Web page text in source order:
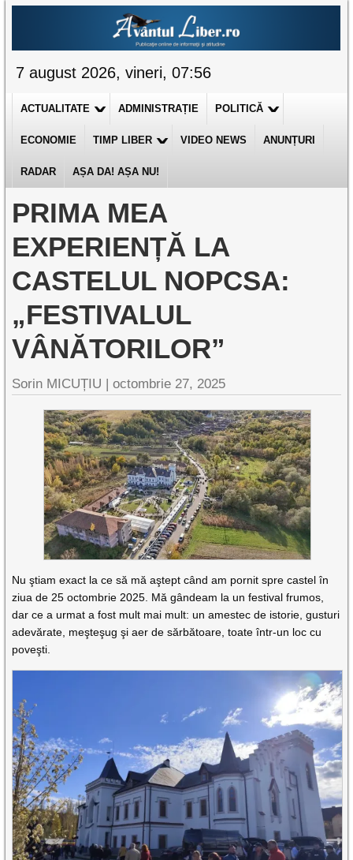
7 august 2026, vineri, 07:56
ACTUALITATE ADMINISTRAȚIE POLITICĂ
ECONOMIE TIMP LIBER VIDEO NEWS ANUNȚURI
RADAR AȘA DA! AȘA NU!
PRIMA MEA
EXPERIENȚĂ LA
CASTELUL NOPCSA:
„FESTIVALUL
VÂNĂTORILOR”
Sorin MICUȚIU |octombrie 27, 2025
Nu ştiam exact la ce să mă aştept când am pornit spre castel în
ziua de 25 octombrie 2025. Mă gândeam la un festival frumos,
dar ce a urmat a fost mult mai mult: un amestec de istorie, gusturi
adevărate, meşteşug şi aer de sărbătoare, toate într-un loc cu
poveşti.